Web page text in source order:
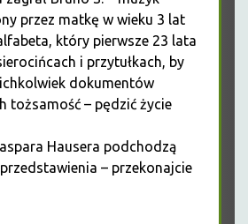
przez matkę w wieku 3 lat
który pierwsze 23 lata
i przytułkach, by
dokumentów
tożsamość – pędzić życie
Hausera podchodzą
– przekonajcie